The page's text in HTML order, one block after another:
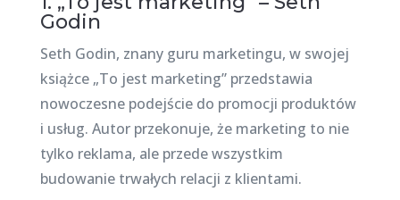
Godin
Seth Godin, znany guru marketingu, w swojej
książce „To jest marketing” przedstawia
nowoczesne podejście do promocji produktów
i usług. Autor przekonuje, że marketing to nie
tylko reklama, ale przede wszystkim
budowanie trwałych relacji z klientami.